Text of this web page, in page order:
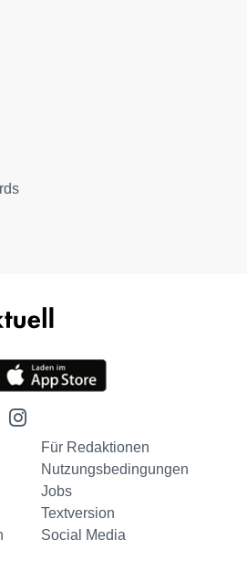
Für Redaktionen
Nutzungsbedingungen
Jobs
Textversion
Social Media